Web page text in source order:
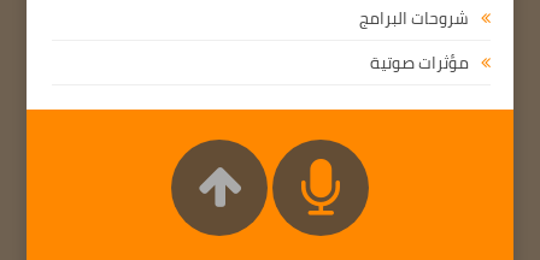
شروحات البرامج
مؤثرات صوتية